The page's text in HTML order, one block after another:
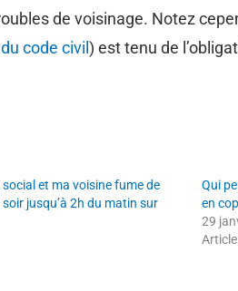
de voisinage. Notez
code civil ) est tenu de
et ma voisine fume de
jusqu’à 2h du matin sur
Qui
en
29